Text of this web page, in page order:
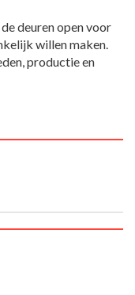
deuren open voor
willen maken.
productie en